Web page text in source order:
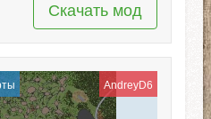
Скачать мод
AndreyD6